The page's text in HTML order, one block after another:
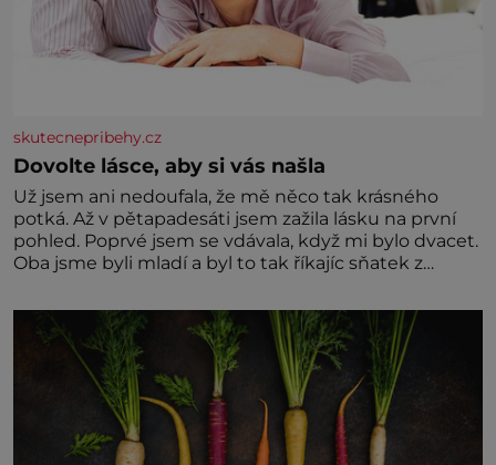
skutecnepribehy.cz
Dovolte lásce, aby si vás našla
Už jsem ani nedoufala, že mě něco tak krásného
potká. Až v pětapadesáti jsem zažila lásku na první
pohled. Poprvé jsem se vdávala, když mi bylo dvacet.
Oba jsme byli mladí a byl to tak říkajíc sňatek z
zaopatřený mladý muž. Manželství nám oběma moc
nesvědčilo, brzy jsme zjistili, že